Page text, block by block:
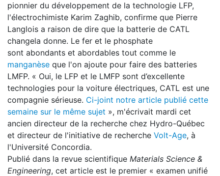
pionnier du développement de la technologie LFP,
l'électrochimiste Karim Zaghib, confirme que Pierre
Langlois a raison de dire que la batterie de CATL
changela donne. Le fer et le phosphate
sont abondants et abordables tout comme le
manganèse que l'on ajoute pour faire des batteries
LMFP. « Oui, le LFP et le LMFP sont d’excellente
technologies pour la voiture électriques, CATL est une
compagnie sérieuse. Ci-joint notre article publié cette
semaine sur le même sujet », m'écrivait mardi cet
ancien directeur de la recherche chez Hydro-Québec
et directeur de l'initiative de recherche Volt-Age, à
l'Université Concordia.
Publié dans la revue scientifique Materials Science &
Engineering, cet article est le premier « examen unifié